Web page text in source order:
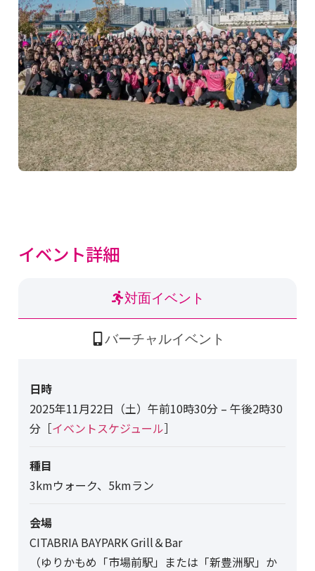
イベント詳細
対面イベント
バーチャルイベント
日時
2025年11月22日（土）午前10時30分 – 午後2時30
分［イベントスケジュール］
種目
3kmウォーク、5kmラン
会場
CITABRIA BAYPARK Grill＆Bar
（ゆりかもめ「市場前駅」または「新豊洲駅」か